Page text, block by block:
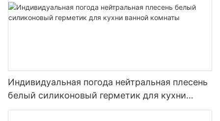
Индивидуальная погода нейтральная плесень
белый силиконовый герметик для кухни
ванной комнаты